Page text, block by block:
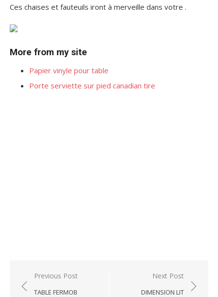
Ces chaises et fauteuils iront à merveille dans votre .
More from my site
Papier vinyle pour table
Porte serviette sur pied canadian tire
Post
navigation
Previous Post
TABLE FERMOB
Next Post
DIMENSION LIT